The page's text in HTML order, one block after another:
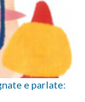
e parlate: